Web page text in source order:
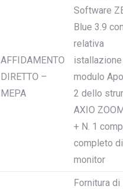
AFFIDAMENTO
DIRETTO –
MEPA
Software
Blue 3.9
relativa
modulo
2 dello
AXIO
+ N. 1
completo di
monitor
Fornitura di